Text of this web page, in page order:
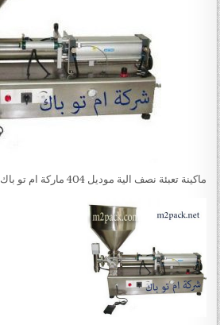
ماكينة تعبئة نصف الية موديل 404 ماركة ام تو باك